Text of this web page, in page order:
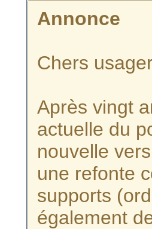
Annonce
Chers
Après vingt
actuelle du
nouvelle
une refonte
supports
également